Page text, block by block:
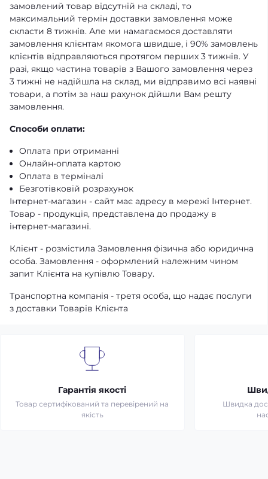
замовлений товар відсутній на складі, то
максимальний термін доставки замовлення може
скласти 8 тижнів. Але ми намагаємося доставляти
замовлення клієнтам якомога швидше, і 90% замовлень
клієнтів відправляються протягом перших 3 тижнів. У
разі, якщо частина товарів з Вашого замовлення через
3 тижні не надійшла на склад, ми відправимо всі наявні
товари, а потім за наш рахунок дійшли Вам решту
замовлення.
Способи оплати:
Оплата при отриманні
Онлайн-оплата картою
Оплата в терміналі
Безготівковій розрахунок
Інтернет-магазин - сайт має адресу в мережі Інтернет.
Товар - продукція, представлена ​​до продажу в
інтернет-магазині.
Клієнт - розмістила Замовлення фізична або юридична
особа. Замовлення - оформлений належним чином
запит Клієнта на купівлю Товару.
Транспортна компанія - третя особа, що надає послуги
з доставки Товарів Клієнта
Гарантія якості
Товар сертифікований та перевірений на
якість
Швидка